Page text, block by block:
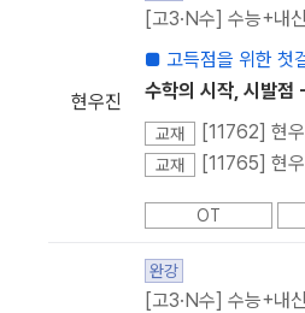
현우진
[고3·N수] 수능+내
■ 고득점을 위한 첫
수학의 시작, 시발점
교재 [11762] 현
교재 [11765] 현
OT
완강
[고3·N수] 수능+내